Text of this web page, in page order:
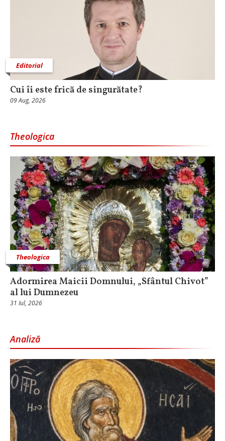
Editorial
Cui îi este frică de singurătate?
09 Aug, 2026
Theologica
Theologica
Adormirea Maicii Domnului, „Sfântul Chivot”
al lui Dumnezeu
31 Iul, 2026
Analiză